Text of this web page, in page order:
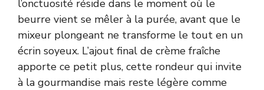
l’onctuosité réside dans le moment où le
beurre vient se mêler à la purée, avant que le
mixeur plongeant ne transforme le tout en un
écrin soyeux. L’ajout final de crème fraîche
apporte ce petit plus, cette rondeur qui invite
à la gourmandise mais reste légère comme